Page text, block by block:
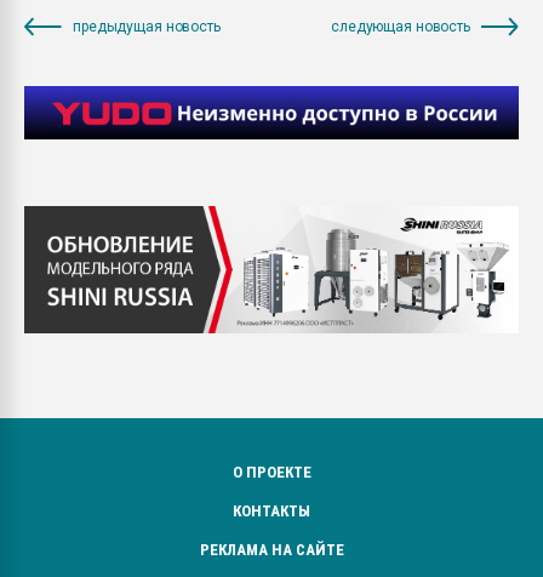
предыдущая новость следующая новость
О ПРОЕКТЕ
КОНТАКТЫ
РЕКЛАМА НА САЙТЕ